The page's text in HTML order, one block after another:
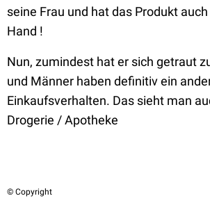
seine Frau und hat das Produkt
Hand !
Nun, zumindest hat er sich getraut
und Männer haben definitiv ein
Einkaufsverhalten. Das sieht man
Drogerie / Apotheke
© Copyright